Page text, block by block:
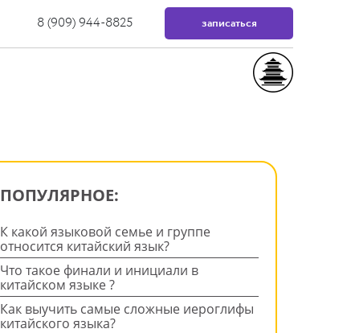
8 (909) 944-8825 записаться
ПОПУЛЯРНОЕ:
К какой языковой семье и группе
относится китайский язык?
Что такое финали и инициали в
китайском языке ?
Как выучить самые сложные иероглифы
китайского языка?